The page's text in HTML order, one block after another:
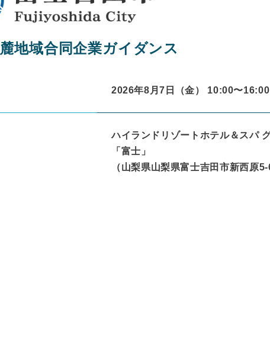
地域合同企業ガイダンス
2026年8月7日（金） 10:00〜16:00
ハイランドリゾートホテル＆スパ
「富士」
（ 山梨県山梨県富士吉田市新西原5-